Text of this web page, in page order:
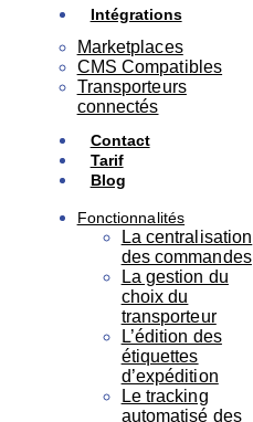
Intégrations
Marketplaces
CMS Compatibles
Transporteurs
connectés
Contact
Tarif
Blog
Fonctionnalités
La centralisation
des commandes
La gestion du
choix du
transporteur
L’édition des
étiquettes
d’expédition
Le tracking
automatisé des